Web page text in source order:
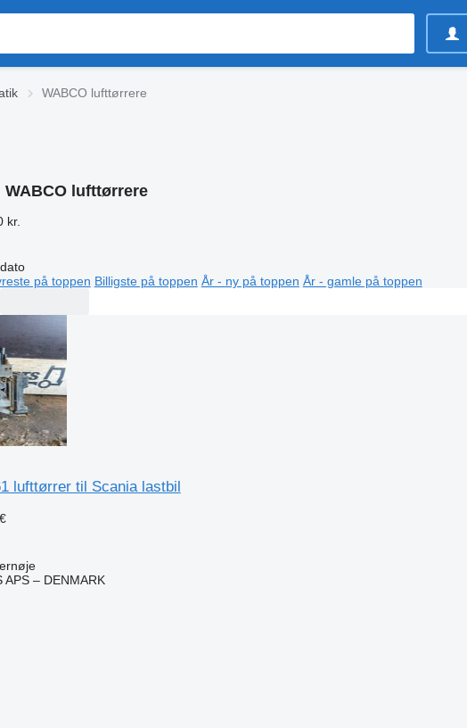
WABCO lufttørrere
WABCO lufttørrere
kr.
på toppen Billigste på toppen År - ny på toppen År - gamle på toppen
lufttørrer til Scania lastbil
APS – DENMARK